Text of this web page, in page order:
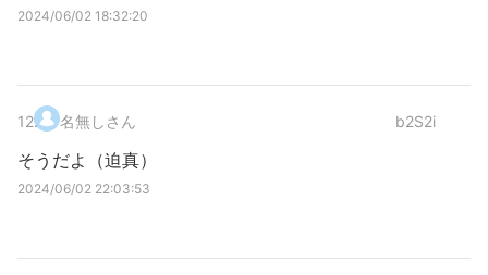
2024/06/02 18:32:20
12. 名無しさん b2S2i
そうだよ（迫真）
2024/06/02 22:03:53